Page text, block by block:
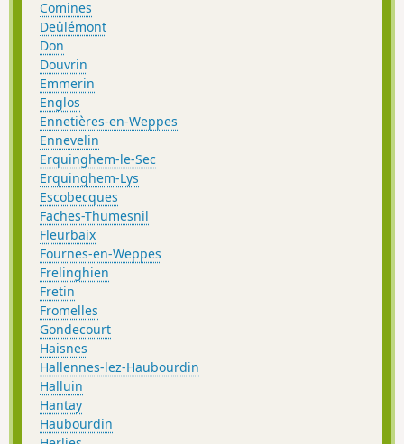
Comines
Deûlémont
Don
Douvrin
Emmerin
Englos
Ennetières-en-Weppes
Ennevelin
Erquinghem-le-Sec
Erquinghem-Lys
Escobecques
Faches-Thumesnil
Fleurbaix
Fournes-en-Weppes
Frelinghien
Fretin
Fromelles
Gondecourt
Haisnes
Hallennes-lez-Haubourdin
Halluin
Hantay
Haubourdin